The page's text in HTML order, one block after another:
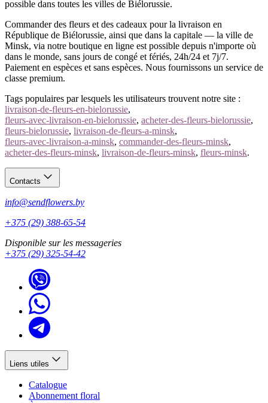
possible dans toutes les villes de Biélorussie.
Commander des fleurs et des cadeaux pour la livraison en
République de Biélorussie, ainsi que dans la capitale — la ville de
Minsk, via notre boutique en ligne est possible depuis n'importe où
dans le monde, sans jours de congé et fériés, 24h/24 et 7j/7.
Paiement en espèces et sans espèces. Nous fournissons un service de
classe premium.
Tags populaires par lesquels les utilisateurs trouvent notre site :
livraison-de-fleurs-en-bielorussie,
fleurs-avec-livraison-en-bielorussie, acheter-des-fleurs-bielorussie,
fleurs-bielorussie, livraison-de-fleurs-a-minsk,
fleurs-avec-livraison-a-minsk, commander-des-fleurs-minsk,
acheter-des-fleurs-minsk, livraison-de-fleurs-minsk, fleurs-minsk.
Contacts
info@sendflowers.by
+375 (29) 388-65-54
Disponible sur les messageries
+375 (29) 325-54-42
Liens utiles
Catalogue
Abonnement floral